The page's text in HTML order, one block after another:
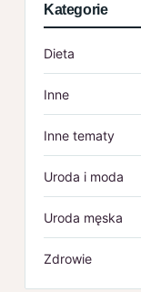
Kategorie
Dieta
Inne
Inne tematy
Uroda i moda
Uroda męska
Zdrowie